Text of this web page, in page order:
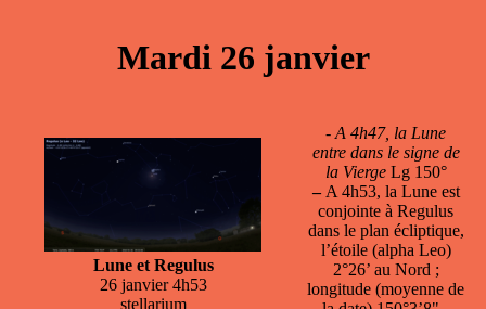
Mardi 26 janvier
Lune et Regulus
26 janvier 4h53
stellarium
-A 4h47, la Lune
entre dans le signe de
la ViergeLg 150°
–A 4h53, la Lune est
conjointe à Regulus
dans le plan écliptique,
l’étoile (alpha Leo)
2°26’ au Nord ;
longitude (moyenne de